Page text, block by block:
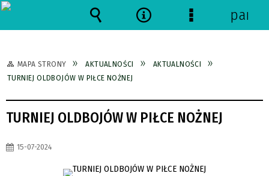
MAPA STRONY AKTUALNOŚCI
AKTUALNOŚCI
TURNIEJ OLDBOJÓW W PIŁCE NOŻNEJ
TURNIEJ OLDBOJÓW W PIŁCE NOŻNEJ
15-07-2024
Wyszukiwarka
NarzędziaMenu
panel